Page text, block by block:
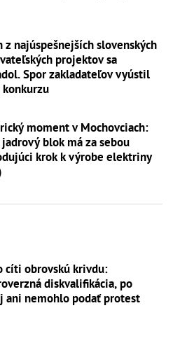
z najúspešnejších slovenských
projektov sa
Spor zakladateľov vyústil
konkurzu
moment v Mochovciach:
blok má za sebou
krok k výrobe elektriny
cíti obrovskú krivdu:
diskvalifikácia, po
ani nemohlo podať protest